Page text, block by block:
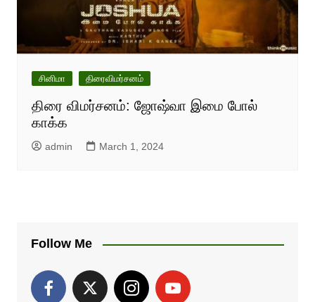
சினிமா திரைவிமர்சனம்
திரை விமர்சனம்: ஜோஷ்வா இமை போல்
காக்க
admin March 1, 2024
Follow Me